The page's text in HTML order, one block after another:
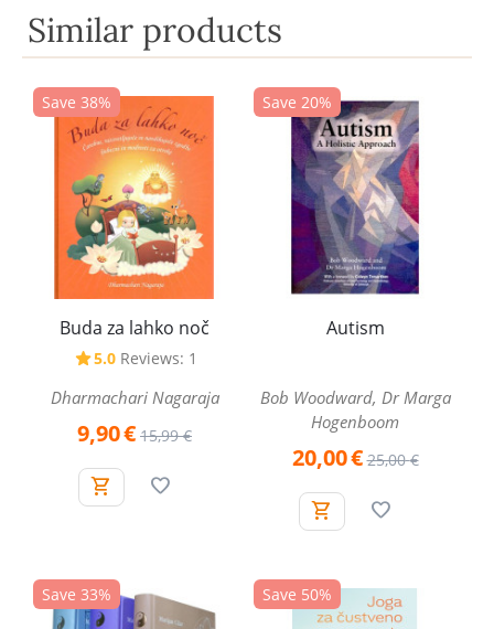
Similar products
Save 38%
Buda za lahko noč
5.0 Reviews: 1
Dharmachari Nagaraja
9,90€ 15,99 €
Save 20%
Autism
Bob Woodward, Dr Marga
Hogenboom
20,00€ 25,00 €
Save 33% Save 50%